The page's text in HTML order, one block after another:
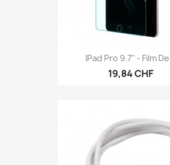
IPad Pro 9.7'' - Film
19,84 CHF